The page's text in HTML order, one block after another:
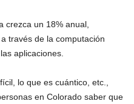
crezca un 18% anual,
través de la computación
aplicaciones.
lo que es cuántico, etc.,
en Colorado saber que